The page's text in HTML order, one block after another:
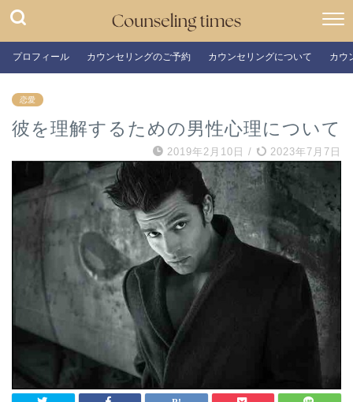
プロフィール カウンセリングのご予約 カウンセリングについて カウ
恋愛
彼を理解するための男性心理について
2019年2月10日 / 2023年7月7日